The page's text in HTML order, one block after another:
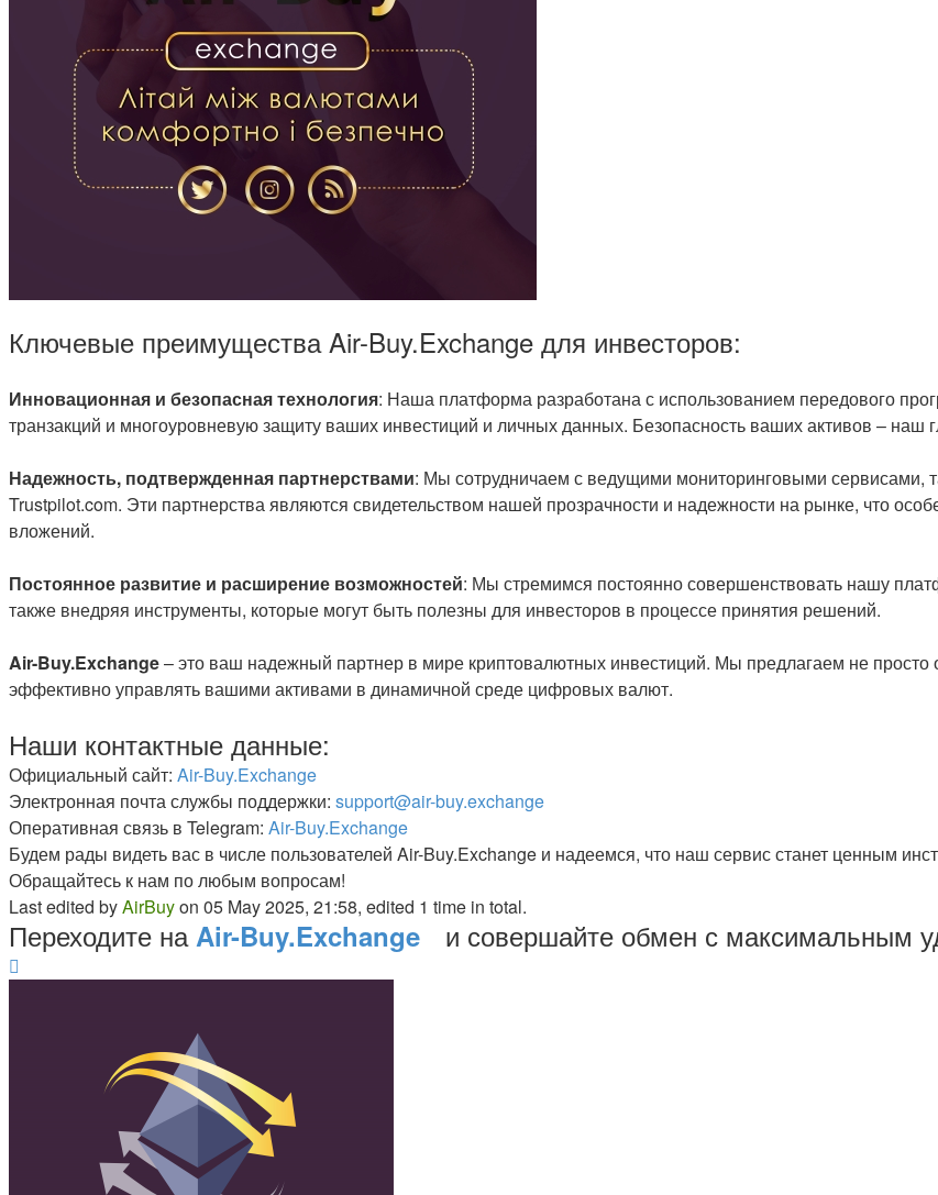
Ключевые преимущества Air-Buy.Exchange для инвесторов:
Инновационная и безопасная технология: Наша платформа разработана с использованием передового
транзакций и многоуровневую защиту ваших инвестиций и личных данных. Безопасность ваших активов – наш
Надежность, подтвержденная партнерствами: Мы сотрудничаем с ведущими мониторинговыми сервисами,
Trustpilot.com. Эти партнерства являются свидетельством нашей прозрачности и надежности на рынке, что
вложений.
Постоянное развитие и расширение возможностей: Мы стремимся постоянно совершенствовать нашу
также внедряя инструменты, которые могут быть полезны для инвесторов в процессе принятия решений.
Air-Buy.Exchange– это ваш надежный партнер в мире криптовалютных инвестиций. Мы предлагаем не
эффективно управлять вашими активами в динамичной среде цифровых валют.
Наши контактные данные:
Официальный сайт: Air-Buy.Exchange
Электронная почта службы поддержки: support@air-buy.exchange
Оперативная связь в Telegram: Air-Buy.Exchange
Будем рады видеть вас в числе пользователей Air-Buy.Exchange и надеемся, что наш сервис станет ценным
Обращайтесь к нам по любым вопросам!
Last edited byAirBuyon 05 May 2025, 21:58, edited 1 time in total.
Переходите наAir-Buy.Exchange и совершайте обмен с максимальным